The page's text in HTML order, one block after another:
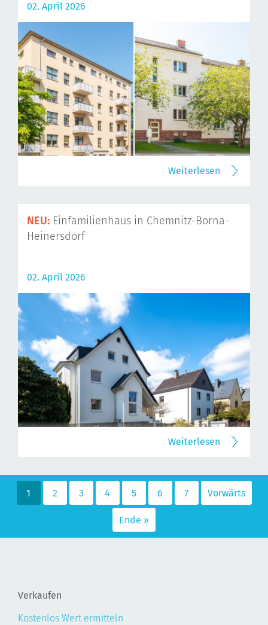
02. April 2026
Weiterlesen
NEU: Einfamilienhaus in Chemnitz-Borna-
Heinersdorf
02. April 2026
Weiterlesen
1 2 3 4 5 6 7 Vorwärts
Ende »
Verkaufen
Kostenlos Wert ermitteln